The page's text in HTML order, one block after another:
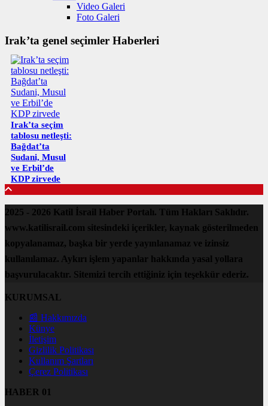
Video Galeri
Foto Galeri
Irak’ta genel seçimler Haberleri
Irak’ta seçim
tablosu netleşti:
Bağdat’ta
Sudani, Musul
ve Erbil’de
KDP zirvede
2025 - 2026 Katil İsrail Haber Portalı. Tüm Hakları Saklıdır.
www.katilisrail.com sitesindeki içerikler, kaynak gösterilmeden
kopyalanamaz, başka bir yerde yayınlanamaz ve izinsiz
kullanılamaz. Aykırı işlem yapanlar hakkında yasal yollara
başvurulacaktır. Sitemizi tercih ettiğiniz için teşekkür ederiz.
KURUMSAL
📰 Hakkımızda
Künye
İletişim
Gizlilik Politikası
Kullanım Şartları
Çerez Politikası
HABER 01